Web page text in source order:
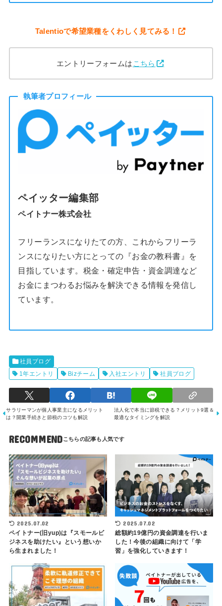
Talentioで希望業種をくわしく見てみる！
エントリーフォームは こちら
執筆者プロフィール
ペイッター編集部
ペイトナー株式会社
フリーランスになりたての方、これからフリーラ
ンスになりたい方にとっての『お金の教科書』を
目指しています。税金・確定申告・資金調達など
お金にまつわるお悩みを解決できる情報を発信し
ています。
社員ブログ
1年エントリ
Bizチーム 入社エントリ 社員ブログ
法人化で本当に節税できる？メリット9選＆
最適なタイミングを解説
サラリーマンが個人事業主になるメリット
は？開業手続きと節税のコツも解説
RECOMMEND
2025.07.02
ペイトナー(旧yup)は『スモールビ
ジネスを助けたい』という想いか
ら生まれました！
2025.07.02
総額約19億円の資金調達を行いま
した！今後の組織に向けて「学
習」を強化していきます！